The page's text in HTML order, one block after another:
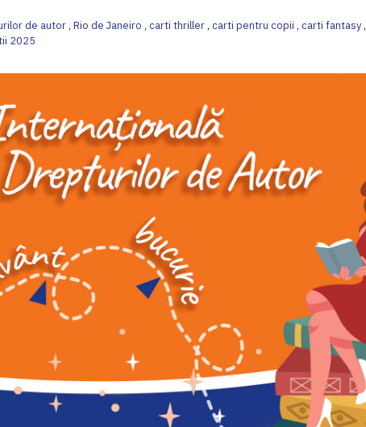
de autor,Rio de Janeiro,carti thriller,carti pentru copii,carti fantasy
2025